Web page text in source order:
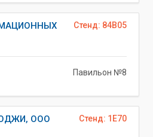
Стенд: 84B05
Павильон №8
Стенд: 1E70
ООО